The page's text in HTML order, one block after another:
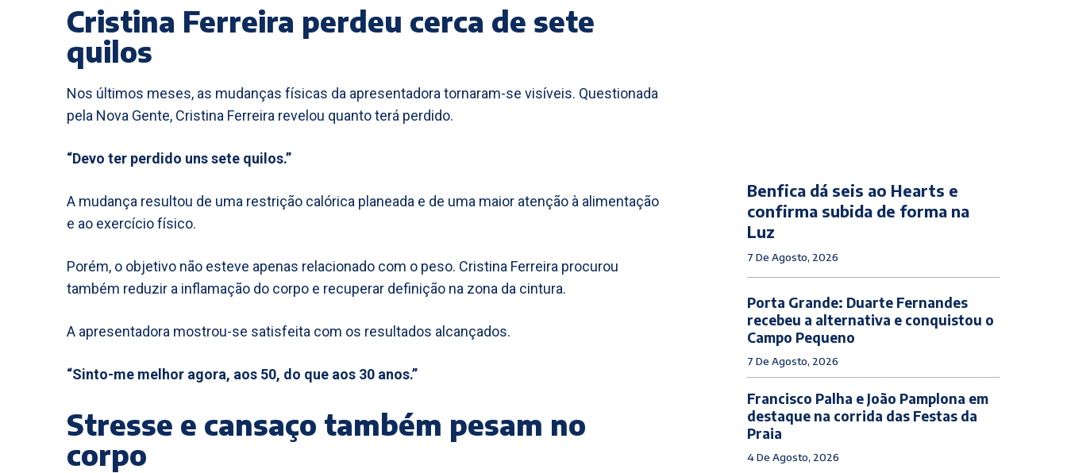
Cristina Ferreira perdeu cerca de sete
quilos
Nos últimos meses, as mudanças físicas da apresentadora tornaram-se visíveis. Questionada
pela Nova Gente, Cristina Ferreira revelou quanto terá perdido.
“Devo ter perdido uns sete quilos.”
A mudança resultou de uma restrição calórica planeada e de uma maior atenção à alimentação
e ao exercício físico.
Porém, o objetivo não esteve apenas relacionado com o peso. Cristina Ferreira procurou
também reduzir a inflamação do corpo e recuperar definição na zona da cintura.
A apresentadora mostrou-se satisfeita com os resultados alcançados.
“Sinto-me melhor agora, aos 50, do que aos 30 anos.”
Stresse e cansaço também pesam no
corpo
Benfica dá seis ao Hearts e
confirma subida de forma na
Luz
7 De Agosto, 2026
Porta Grande: Duarte Fernandes
recebeu a alternativa e conquistou o
Campo Pequeno
7 De Agosto, 2026
Francisco Palha e João Pamplona em
destaque na corrida das Festas da
Praia
4 De Agosto, 2026